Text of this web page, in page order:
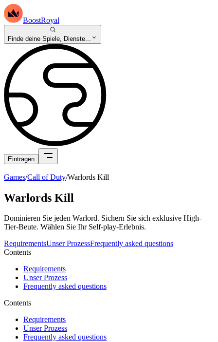
BoostRoyal
Finde deine Spiele, Dienste...
Eintragen
Games/Call of Duty/Warlords Kill
Warlords Kill
Dominieren Sie jeden Warlord. Sichern Sie sich exklusive High-
Tier-Beute. Wählen Sie Ihr Self-play-Erlebnis.
RequirementsUnser ProzessFrequently asked questions
Contents
Requirements
Unser Prozess
Frequently asked questions
Contents
Requirements
Unser Prozess
Frequently asked questions